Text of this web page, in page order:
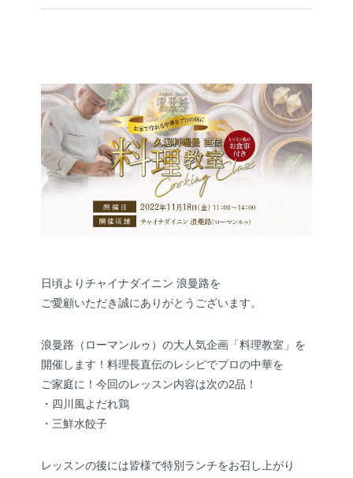
日頃よりチャイナダイニン 浪曼路を
ご愛顧いただき誠にありがとうございます。
浪曼路（ローマンルゥ）の大人気企画「料理教室」を
開催します！料理長直伝のレシピでプロの中華を
ご家庭に！今回のレッスン内容は次の2品！
・四川風よだれ鶏
・三鮮水餃子
レッスンの後には皆様で特別ランチをお召し上がり